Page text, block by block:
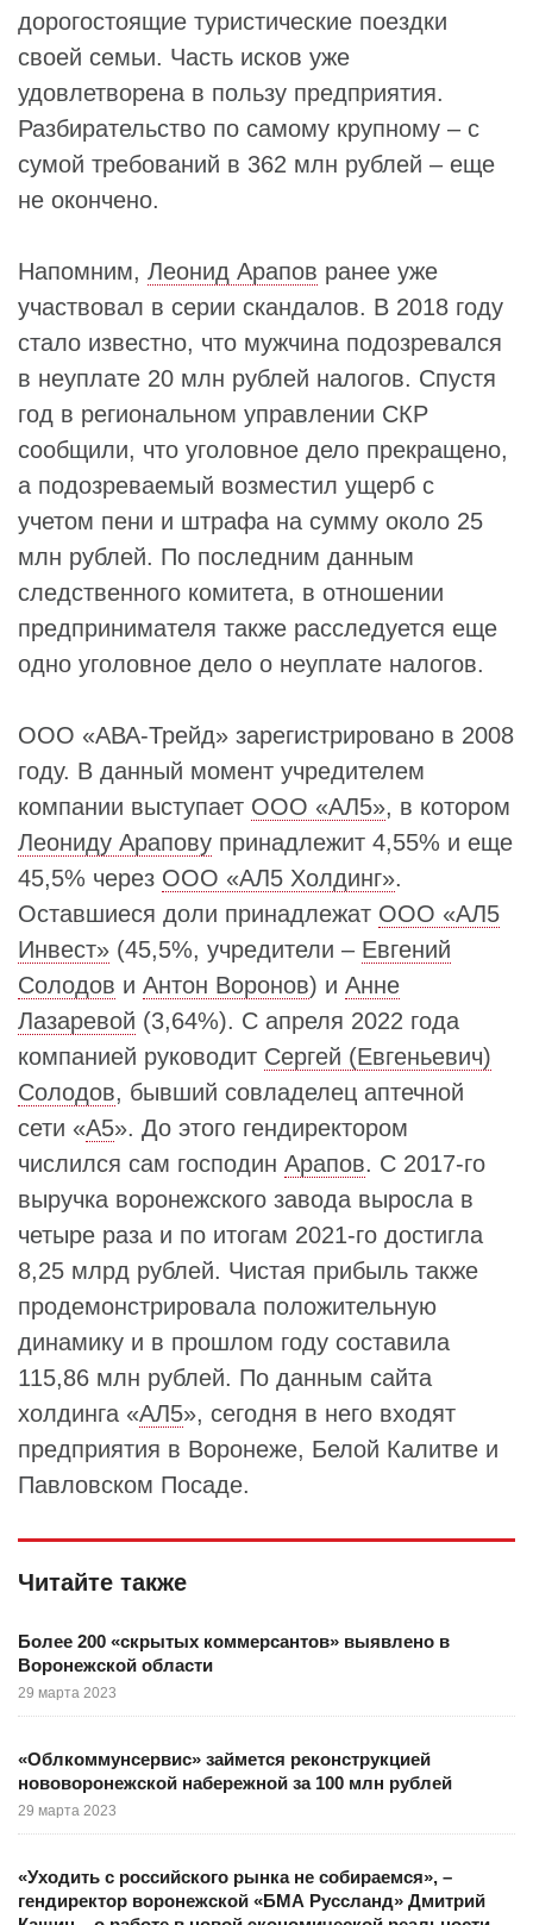
дорогостоящие туристические поездки
своей семьи. Часть исков уже
удовлетворена в пользу предприятия.
Разбирательство по самому крупному – с
сумой требований в 362 млн рублей – еще
не окончено.
Напомним, Леонид Арапов ранее уже
участвовал в серии скандалов. В 2018 году
стало известно, что мужчина подозревался
в неуплате 20 млн рублей налогов. Спустя
год в региональном управлении СКР
сообщили, что уголовное дело прекращено,
а подозреваемый возместил ущерб с
учетом пени и штрафа на сумму около 25
млн рублей. По последним данным
следственного комитета, в отношении
предпринимателя также расследуется еще
одно уголовное дело о неуплате налогов.
ООО «АВА-Трейд» зарегистрировано в 2008
году. В данный момент учредителем
компании выступает ООО «АЛ5», в котором
Леониду Арапову принадлежит 4,55% и еще
45,5% через ООО «АЛ5 Холдинг».
Оставшиеся доли принадлежат ООО «АЛ5
Инвест» (45,5%, учредители – Евгений
Солодов и Антон Воронов) и Анне
Лазаревой (3,64%). С апреля 2022 года
компанией руководит Сергей (Евгеньевич)
Солодов, бывший совладелец аптечной
сети «А5». До этого гендиректором
числился сам господин Арапов. С 2017-го
выручка воронежского завода выросла в
четыре раза и по итогам 2021-го достигла
8,25 млрд рублей. Чистая прибыль также
продемонстрировала положительную
динамику и в прошлом году составила
115,86 млн рублей. По данным сайта
холдинга «АЛ5», сегодня в него входят
предприятия в Воронеже, Белой Калитве и
Павловском Посаде.
Читайте также
Более 200 «скрытых коммерсантов» выявлено в
Воронежской области
29 марта 2023
«Облкоммунсервис» займется реконструкцией
нововоронежской набережной за 100 млн рублей
29 марта 2023
«Уходить с российского рынка не собираемся», –
гендиректор воронежской «БМА Руссланд» Дмитрий